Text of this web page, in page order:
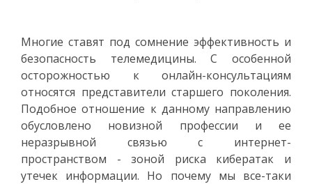
Многие ставят под сомнение эффективность и
безопасность телемедицины. С особенной
осторожностью к онлайн-консультациям
относятся представители старшего поколения.
Подобное отношение к данному направлению
обусловлено новизной профессии и ее
неразрывной связью с интернет-
пространством - зоной риска кибератак и
утечек информации. Но почему мы все-таки